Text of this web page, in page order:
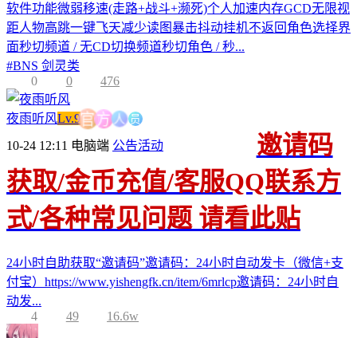
软件功能微弱移速(走路+战斗+濒死)个人加速内存GCD无限视
距人物高跳一键飞天减少读图暴击抖动挂机不返回角色选择界
面秒切频道 / 无CD切换频道秒切角色 / 秒...
#BNS 剑灵类
0
0 476
夜雨听风Lv.9官方人员
10-24 12:11 电脑端 公告活动
邀请码
获取/金币充值/客服QQ联系方
式/各种常见问题 请看此贴
24小时自助获取“邀请码”邀请码：24小时自动发卡（微信+支
付宝）https://www.yishengfk.cn/item/6mrlcp邀请码：24小时自
动发...
4
49 16.6w